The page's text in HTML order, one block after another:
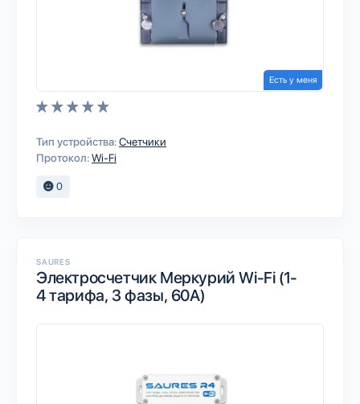
Есть у меня
Тип устройства:Счетчики
Протокол:Wi-Fi
0
SAURES
Электросчетчик Меркурий Wi-Fi (1-
4 тарифа, 3 фазы, 60А)